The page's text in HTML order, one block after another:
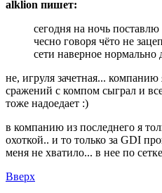
alklion пишет:
сегодня на ночь поставлю
чесно говоря чёто не
сети наверное
не, игруля зачетная...
сражений с компом сыграл и
тоже надоедает :)
в компанию из последнего я
охоткой.. и то только за GDI
меня не хватило... в нее по
Вверх